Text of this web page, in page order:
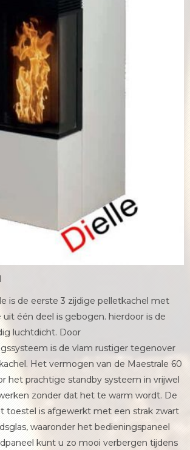
is de eerste 3 zijdige pelletkachel met
één deel is gebogen. hierdoor is de
luchtdicht. Door
is de vlam rustiger tegenover
Het vermogen van de Maestrale 60
het prachtige standby systeem in vrijwel
zonder dat het te warm wordt. De
toestel is afgewerkt met een strak zwart
waaronder het bedieningspaneel
kunt u zo mooi verbergen tijdens